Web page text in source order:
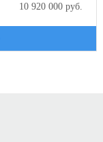
10 920 000 руб.